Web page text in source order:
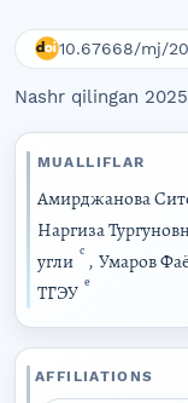
10.67668/mj/
Nashr qilingan
MUALLIFLAR
Амирджанова
Наргиза
угли c , Умаров
ТГЭУ e
AFFILIATIONS